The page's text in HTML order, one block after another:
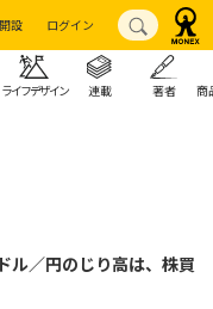
設 ログイン
ライフデザイン 連載 著者 商
ル／円のじり高は、株買